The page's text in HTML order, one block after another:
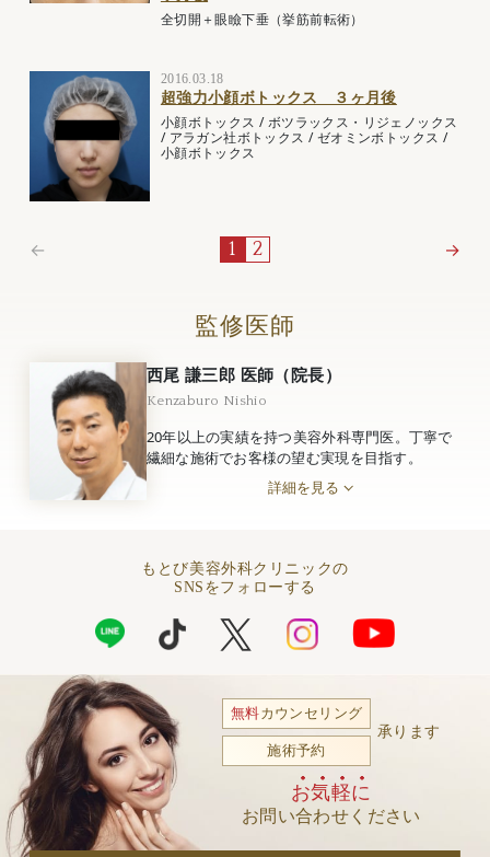
全切開＋眼瞼下垂（挙筋前転術）
2016.03.18
超強力小顔ボトックス ３ヶ月後
小顔ボトックス /ボツラックス・リジェノックス
/ アラガン社ボトックス /ゼオミンボトックス /
小顔ボトックス
← 1 2 →
監修医師
西尾 謙三郎 医師（院長）
Kenzaburo Nishio
20年以上の実績を持つ美容外科専門医。丁寧で
繊細な施術でお客様の望む実現を目指す。
詳細を見る
もとび美容外科クリニックの
SNSをフォローする
無料カウンセリング
施術予約
承ります
お気軽に
お問い合わせください